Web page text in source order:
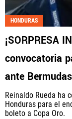
HONDURAS
¡SORPRESA
convocatoria
ante Bermudas
Reinaldo Rueda ha
Honduras para el
boleto a Copa Oro.